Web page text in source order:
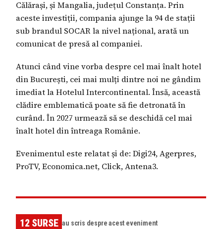
Călărași, și Mangalia, județul Constanța. Prin
aceste investiții, compania ajunge la 94 de stații
sub brandul SOCAR la nivel național, arată un
comunicat de presă al companiei.
Atunci când vine vorba despre cel mai înalt hotel
din București, cei mai mulți dintre noi ne gândim
imediat la Hotelul Intercontinental. Însă, această
clădire emblematică poate să fie detronată în
curând. În 2027 urmează să se deschidă cel mai
înalt hotel din întreaga Românie.
Evenimentul este relatat și de: Digi24, Agerpres,
ProTV, Economica.net, Click, Antena3.
12SURSE au scris despre acest eveniment